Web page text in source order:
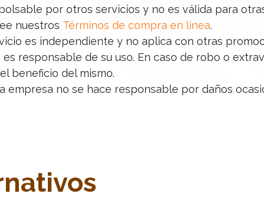
por otros servicios y no es válida para
nuestros Términos de compra en línea.
es independiente y no aplica con otras
responsable de su uso. En caso de robo o
beneficio del mismo.
empresa no se hace responsable por daños